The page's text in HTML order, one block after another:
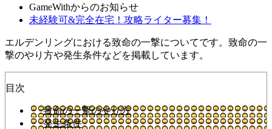
GameWithからのお知らせ
未経験可&完全在宅！攻略ライター募集！
エルデンリングにおける致命の一撃についてです。致命の一
撃のやり方や発生条件などを掲載しています。
目次
致命の一撃のやり方
発生条件